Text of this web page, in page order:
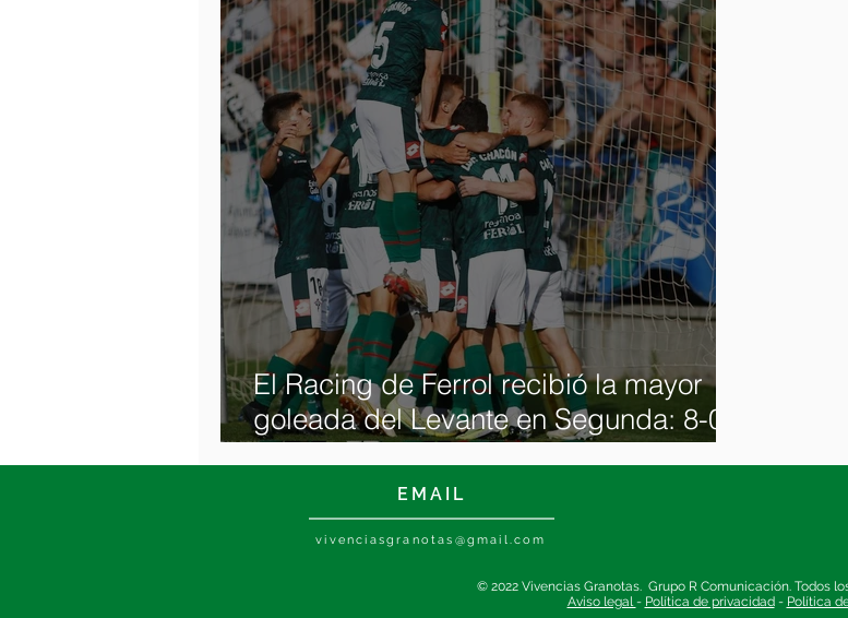
El Racing de Ferrol recibió la mayor
goleada del Levante en Segunda: 8-0
en la temporada 46/47
EMAIL
vivenciasgranotas@gmail.com
© 2022 Vivencias Granotas. Grupo R Comunicación. Todos
Aviso legal- Política de privacidad- Política